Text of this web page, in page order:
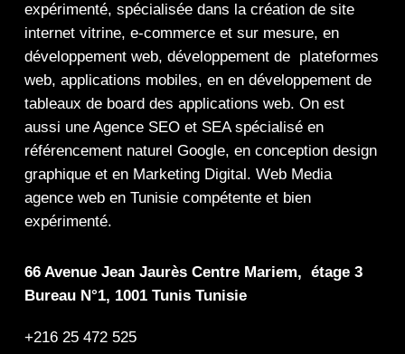
expérimenté, spécialisée dans la création de site
internet vitrine, e-commerceet sur mesure, en
développement web, développement de plateformes
web, applications mobiles, en en développement de
tableaux de boarddes applications web. On est
aussi une Agence SEOet SEAspécialisé en
référencement naturel Google, en conception design
graphiqueet en Marketing Digital. Web Media
agence web en Tunisie compétente et bien
expérimenté.
66 Avenue Jean Jaurès Centre Mariem, étage 3
Bureau N°1, 1001 Tunis Tunisie
+216 25 472 525